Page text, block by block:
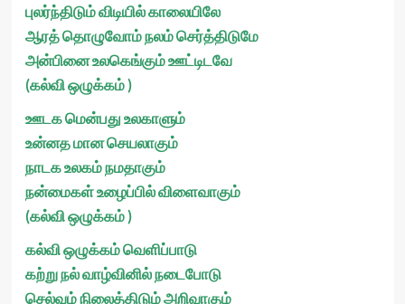
புலர்ந்திடும் விடியில் காலையிலே
ஆரத் தொழுவோம் நலம் செர்த்திடுமே
அன்பினை உலகெங்கும் ஊட்டிடவே
(கல்வி ஒழுக்கம் )
ஊடக மென்பது உலகாளும்
உன்னத மான செயலாகும்
நாடக உலகம் நமதாகும்
நன்மைகள் உழைப்பில் விளைவாகும்
(கல்வி ஒழுக்கம் )
கல்வி ஒழுக்கம் வெளிப்பாடு
கற்று நல் வாழ்வினில் நடைபோடு
செல்வம் நிலைத்திடும் அறிவாகும்